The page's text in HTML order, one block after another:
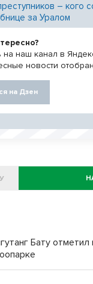
– кого
за Уралом
на наш канал в
новости
на Дзен
Бату